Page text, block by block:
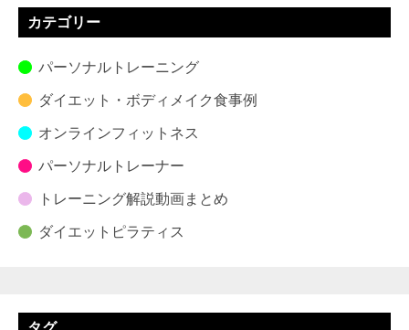
カテゴリー
パーソナルトレーニング
ダイエット・ボディメイク食事例
オンラインフィットネス
パーソナルトレーナー
トレーニング解説動画まとめ
ダイエットピラティス